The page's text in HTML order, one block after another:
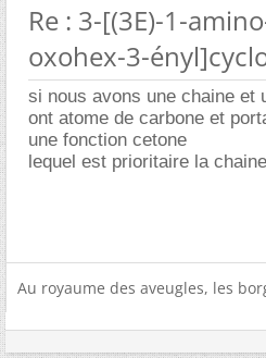
Re : 3-[(3E)-1-
oxohex-3-
si nous avons une chaine et
ont atome de carbone et
une fonction cetone
lequel est prioritaire la
Au royaume des aveugles, les